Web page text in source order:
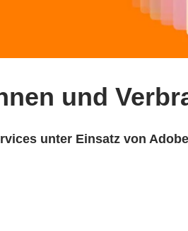
und
unter Einsatz von